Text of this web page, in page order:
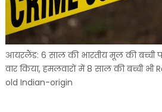
आयरलैंड: 6 साल की भारतीय मूल की बच्ची
वार किया, हमलवारों में 8 साल की बच्ची
old Indian-origin